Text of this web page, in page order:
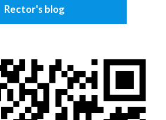
Rector's blog